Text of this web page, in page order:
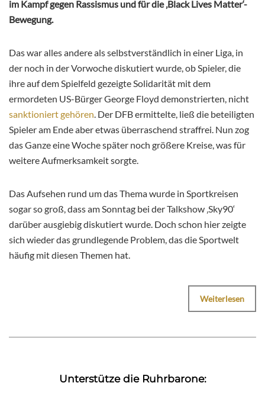
im Kampf gegen Rassismus und für die ‚Black Lives Matter‘-
Bewegung.
Das war alles andere als selbstverständlich in einer Liga, in
der noch in der Vorwoche diskutiert wurde, ob Spieler, die
ihre auf dem Spielfeld gezeigte Solidarität mit dem
ermordeten US-Bürger George Floyd demonstrierten, nicht
sanktioniert gehören . Der DFB ermittelte, ließ die beteiligten
Spieler am Ende aber etwas überraschend straffrei. Nun zog
das Ganze eine Woche später noch größere Kreise, was für
weitere Aufmerksamkeit sorgte.
Das Aufsehen rund um das Thema wurde in Sportkreisen
sogar so groß, dass am Sonntag bei der Talkshow ‚Sky90‘
darüber ausgiebig diskutiert wurde. Doch schon hier zeigte
sich wieder das grundlegende Problem, das die Sportwelt
häufig mit diesen Themen hat.
Weiterlesen
Unterstütze die Ruhrbarone: